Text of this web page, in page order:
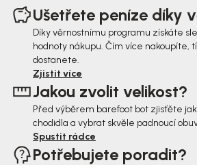
Ušetřete peníze díky
Díky věrnostnímu programu získáte
hodnoty nákupu. Čím více nakoupíte,
dostanete.
Zjistit více
Jakou zvolit velikost?
Před výběrem barefoot bot zjisťěte
chodidla a vybrat skvěle padnoucí
Spustit rádce
Potřebujete poradit?